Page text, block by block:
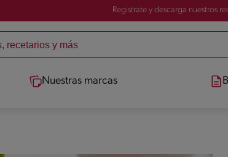
Registrate y descarga nuestros
Nuestras marcas